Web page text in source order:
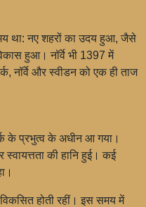
था: नए शहरों का उदय हुआ, जैसे
हुआ। नॉर्वे भी 1397 में
नॉर्वे और स्वीडन को एक ही ताज
के प्रभुत्व के अधीन आ गया।
की हानि हुई। कई
होती रहीं। इस समय में